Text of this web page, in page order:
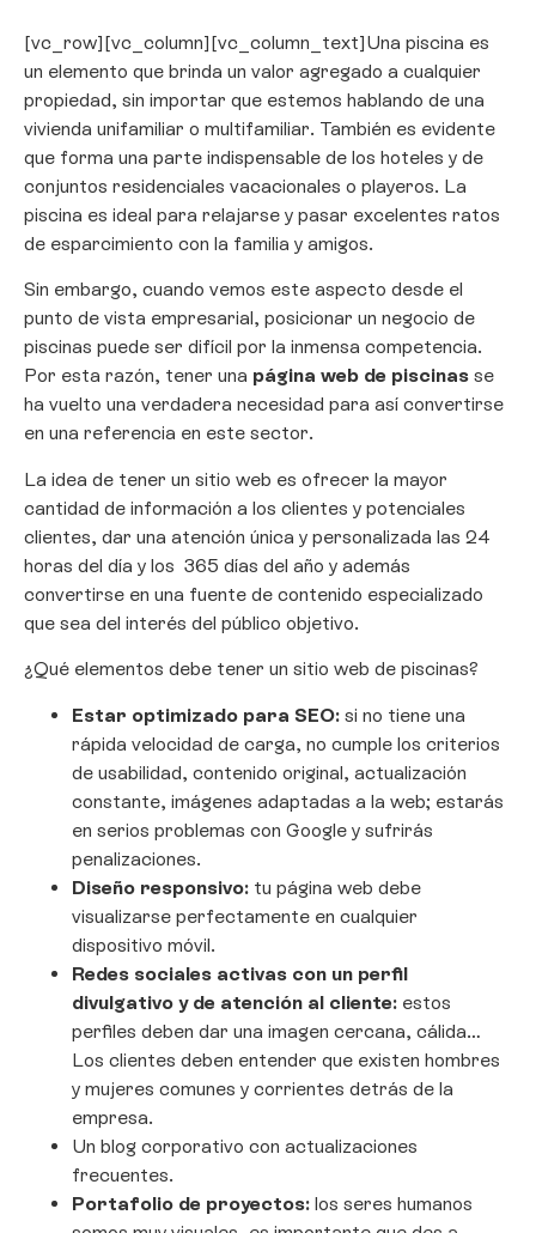
[vc_row][vc_column][vc_column_text]Una piscina es
un elemento que brinda un valor agregado a cualquier
propiedad, sin importar que estemos hablando de una
vivienda unifamiliar o multifamiliar. También es evidente
que forma una parte indispensable de los hoteles y de
conjuntos residenciales vacacionales o playeros. La
piscina es ideal para relajarse y pasar excelentes ratos
de esparcimiento con la familia y amigos.
Sin embargo, cuando vemos este aspecto desde el
punto de vista empresarial, posicionar un negocio de
piscinas puede ser difícil por la inmensa competencia.
Por esta razón, tener una página web de piscinas se
ha vuelto una verdadera necesidad para así convertirse
en una referencia en este sector.
La idea de tener un sitio web es ofrecer la mayor
cantidad de información a los clientes y potenciales
clientes, dar una atención única y personalizada las 24
horas del día y los 365 días del año y además
convertirse en una fuente de contenido especializado
que sea del interés del público objetivo.
¿Qué elementos debe tener un sitio web de piscinas?
Estar optimizado para SEO: si no tiene una
rápida velocidad de carga, no cumple los criterios
de usabilidad, contenido original, actualización
constante, imágenes adaptadas a la web; estarás
en serios problemas con Google y sufrirás
penalizaciones.
Diseño responsivo: tu página web debe
visualizarse perfectamente en cualquier
dispositivo móvil.
Redes sociales activas con un perfil
divulgativo y de atención al cliente: estos
perfiles deben dar una imagen cercana, cálida…
Los clientes deben entender que existen hombres
y mujeres comunes y corrientes detrás de la
empresa.
Un blog corporativo con actualizaciones
frecuentes.
Portafolio de proyectos: los seres humanos